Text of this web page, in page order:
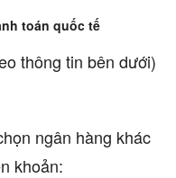
toán quốc tế
thông tin bên dưới)
ngân hàng khác
khoản: